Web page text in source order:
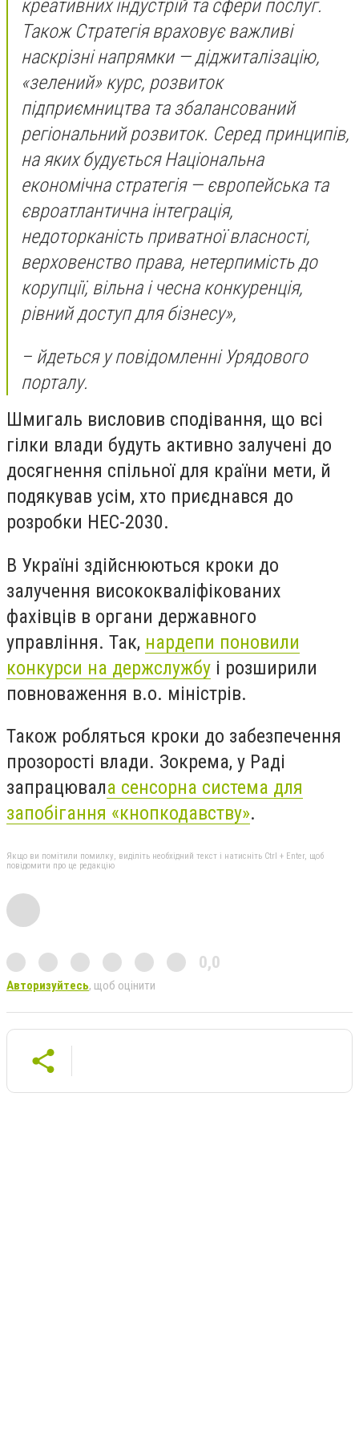
креативних індустрій та сфери послуг.
Також Стратегія враховує важливі
наскрізні напрямки — діджиталізацію,
«зелений» курс, розвиток
підприємництва та збалансований
регіональний розвиток. Серед принципів,
на яких будується Національна
економічна стратегія — європейська та
євроатлантична інтеграція,
недоторканість приватної власності,
верховенство права, нетерпимість до
корупції, вільна і чесна конкуренція,
рівний доступ для бізнесу»,
– йдеться у повідомленні Урядового
порталу.
Шмигаль висловив сподівання, що всі
гілки влади будуть активно залучені до
досягнення спільної для країни мети, й
подякував усім, хто приєднався до
розробки НЕС-2030.
В Україні здійснюються кроки до
залучення висококваліфікованих
фахівців в органи державного
управління. Так, нардепи поновили
конкурси на держслужбу і розширили
повноваження в.о. міністрів.
Також робляться кроки до забезпечення
прозорості влади. Зокрема, у Раді
запрацювала сенсорна система для
запобігання «кнопкодавству».
Якщо ви помітили помилку, виділіть необхідний текст і натисніть Ctrl + Enter, щоб
повідомити про це редакцію
0,0
Авторизуйтесь, щоб оцінити